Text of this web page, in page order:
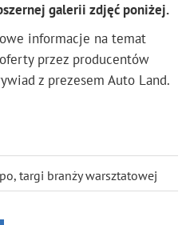
galerii zdjęć poniżej.
informacje na temat
przez producentów
z prezesem Auto Land.
, targi branży warsztatowej